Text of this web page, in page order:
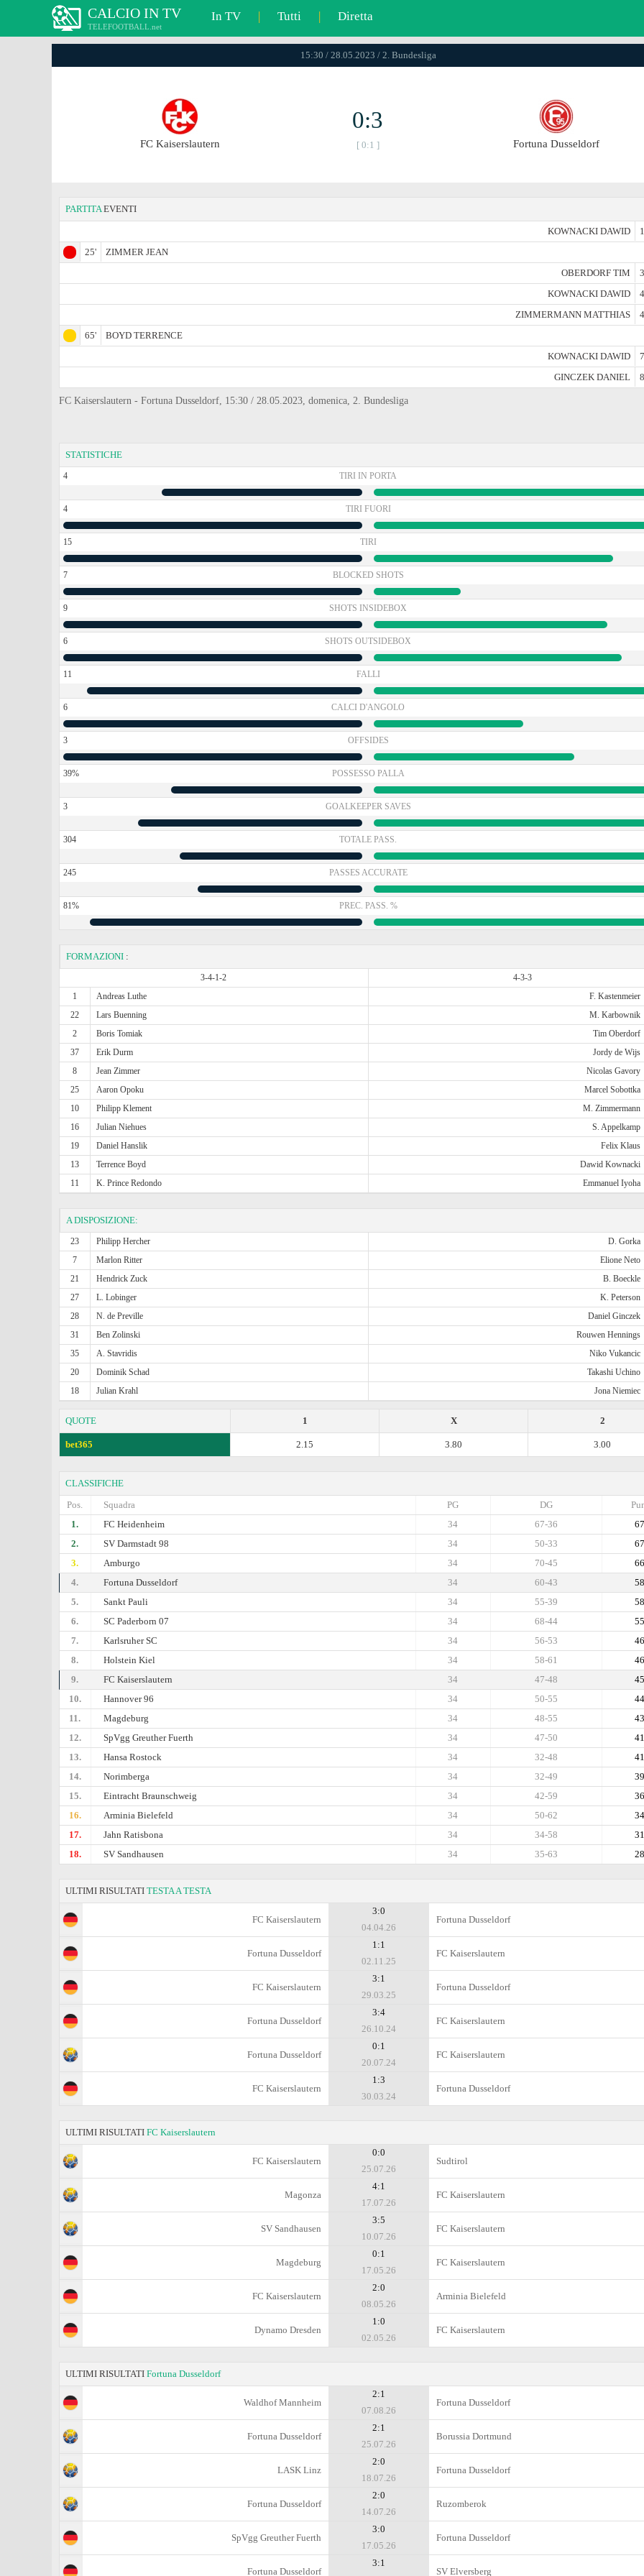
CALCIO IN TV
TELEFOOTBALL.net
In TV | Tutti | Diretta
15:30 / 28.05.2023 / 2. Bundesliga
FC Kaiserslautern
0:3
[ 0:1 ] Fortuna Dusseldorf
PARTITAEVENTI
KOWNACKI DAWID
25'
ZIMMER JEAN
OBERDORF TIM
KOWNACKI DAWID
ZIMMERMANN MATTHIAS
65'
BOYD TERRENCE
KOWNACKI DAWID
GINCZEK DANIEL
FC Kaiserslautern - Fortuna Dusseldorf, 15:30 / 28.05.2023, domenica, 2. Bundesliga
STATISTICHE
4 TIRI IN PORTA
4 TIRI FUORI
15 TIRI
7 BLOCKED SHOTS
9 SHOTS INSIDEBOX
6 SHOTS OUTSIDEBOX
11 FALLI
6 CALCI D'ANGOLO
3 OFFSIDES
39% POSSESSO PALLA
3 GOALKEEPER SAVES
304 TOTALE PASS.
245 PASSES ACCURATE
81% PREC. PASS. %
FORMAZIONI :
3-4-1-2
4-3-3
1
Andreas Luthe F. Kastenmeier
22
Lars Buenning M. Karbownik
2
Boris Tomiak Tim Oberdorf
37
Erik Durm Jordy de Wijs
8
Jean Zimmer Nicolas Gavory
25
Aaron Opoku Marcel Sobottka
10
Philipp Klement M. Zimmermann
16
Julian Niehues S. Appelkamp
19
Daniel Hanslik Felix Klaus
13
Terrence Boyd Dawid Kownacki
11
K. Prince Redondo Emmanuel Iyoha
A DISPOSIZIONE:
23 Philipp Hercher D. Gorka
7
Marlon Ritter Elione Neto
21
Hendrick Zuck B. Boeckle
27
L. Lobinger K. Peterson
28
N. de Preville Daniel Ginczek
31
Ben Zolinski Rouwen Hennings
35
A. Stavridis Niko Vukancic
20
Dominik Schad Takashi Uchino
18
Julian Krahl Jona Niemiec
QUOTE 2
X
1
bet365 3.00
3.80
2.15
CLASSIFICHE
Pos.
Squadra DG
PG
1.
FC Heidenheim 67
67-36
34
2.
SV Darmstadt 98 67
50-33
34
3.
Amburgo 66
70-45
34
4.
Fortuna Dusseldorf 58
60-43
34
5.
Sankt Pauli 58
55-39
34
6.
SC Paderborn 07 55
68-44
34
7.
Karlsruher SC 46
56-53
34
8.
Holstein Kiel 46
58-61
34
9.
FC Kaiserslautern 45
47-48
34
10.
Hannover 96 44
50-55
34
11.
Magdeburg 43
48-55
34
12.
SpVgg Greuther Fuerth 41
47-50
34
13.
Hansa Rostock 41
32-48
34
14.
Norimberga 39
32-49
34
15.
Eintracht Braunschweig 36
42-59
34
16.
Arminia Bielefeld 34
50-62
34
17.
Jahn Ratisbona 31
34-58
34
18.
SV Sandhausen 28
35-63
34
ULTIMI RISULTATI TESTA A TESTA
FC Kaiserslautern
3:0
04.04.26
Fortuna Dusseldorf
Fortuna Dusseldorf
1:1
02.11.25
FC Kaiserslautern
FC Kaiserslautern
3:1
29.03.25
Fortuna Dusseldorf
Fortuna Dusseldorf
3:4
26.10.24
FC Kaiserslautern
Fortuna Dusseldorf
0:1
20.07.24
FC Kaiserslautern
FC Kaiserslautern
1:3
30.03.24
Fortuna Dusseldorf
ULTIMI RISULTATI FC Kaiserslautern
FC Kaiserslautern
0:0
25.07.26
Sudtirol
Magonza
4:1
17.07.26
FC Kaiserslautern
SV Sandhausen
3:5
10.07.26
FC Kaiserslautern
Magdeburg
0:1
17.05.26
FC Kaiserslautern
FC Kaiserslautern
2:0
08.05.26
Arminia Bielefeld
Dynamo Dresden
1:0
02.05.26
FC Kaiserslautern
ULTIMI RISULTATI Fortuna Dusseldorf
Waldhof Mannheim
2:1
07.08.26
Fortuna Dusseldorf
Fortuna Dusseldorf
2:1
25.07.26
Borussia Dortmund
LASK Linz
2:0
18.07.26
Fortuna Dusseldorf
Fortuna Dusseldorf
2:0
14.07.26
Ruzomberok
SpVgg Greuther Fuerth
3:0
17.05.26
Fortuna Dusseldorf
Fortuna Dusseldorf
3:1
SV Elversberg